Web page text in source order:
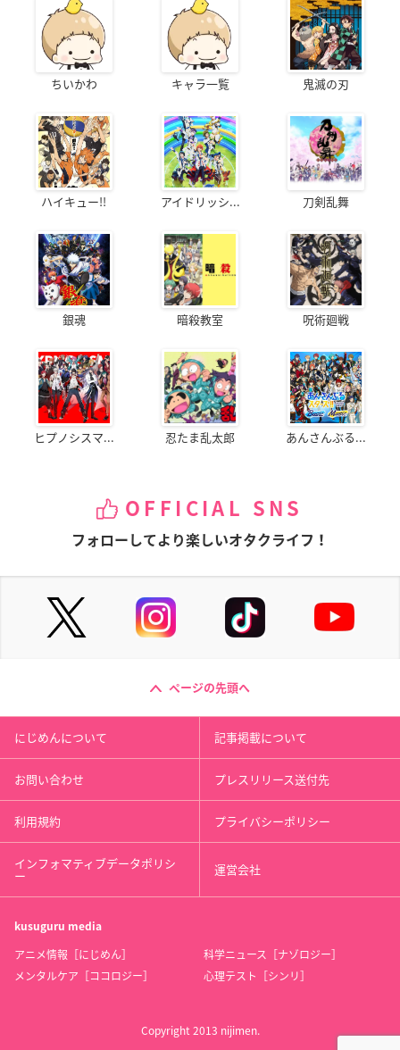
ちいかわ キャラ一覧 鬼滅の刃
ハイキュー!! アイドリッシ... 刀剣乱舞
銀魂 暗殺教室 呪術廻戦
ヒプノシスマ... 忍たま乱太郎 あんさんぶる...
OFFICIAL SNS
フォローしてより楽しいオタクライフ！
ページの先頭へ
にじめんについて 記事掲載について
お問い合わせ プレスリリース送付先
利用規約 プライバシーポリシー
インフォマティブデータポリシ
ー 運営会社
kusuguru media
アニメ情報［にじめん］
科学ニュース［ナゾロジー］
メンタルケア［ココロジー］
心理テスト［シンリ］
Copyright 2013 nijimen.